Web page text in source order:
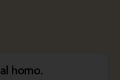
horno.